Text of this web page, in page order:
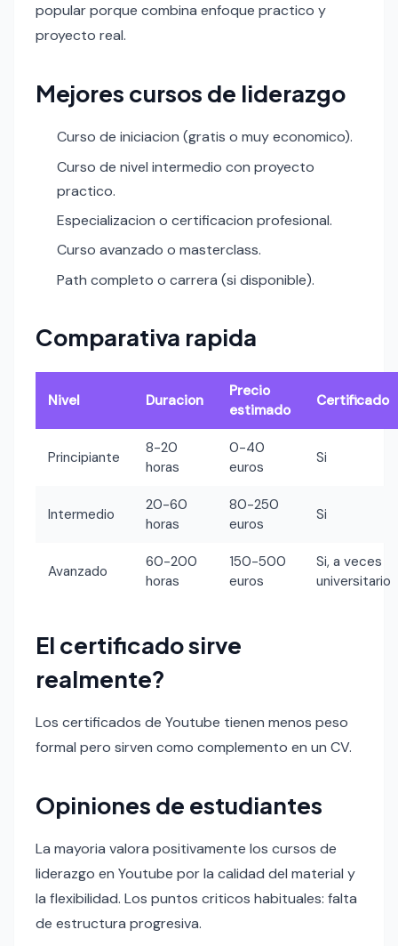
popular porque combina enfoque practico y
proyecto real.
Mejores cursos de liderazgo
Curso de iniciacion (gratis o muy economico).
Curso de nivel intermedio con proyecto
practico.
Especializacion o certificacion profesional.
Curso avanzado o masterclass.
Path completo o carrera (si disponible).
Comparativa rapida
Nivel Duracion
Precio
estimado
Certificado
Principiante
8-20
horas
0-40
euros
Si
Intermedio
20-60
horas
80-250
euros
Si
Avanzado
60-200
horas
150-500
euros
Si, a veces
universitario
El certificado sirve
realmente?
Los certificados de Youtube tienen menos peso
formal pero sirven como complemento en un CV.
Opiniones de estudiantes
La mayoria valora positivamente los cursos de
liderazgo en Youtube por la calidad del material y
la flexibilidad. Los puntos criticos habituales: falta
de estructura progresiva.